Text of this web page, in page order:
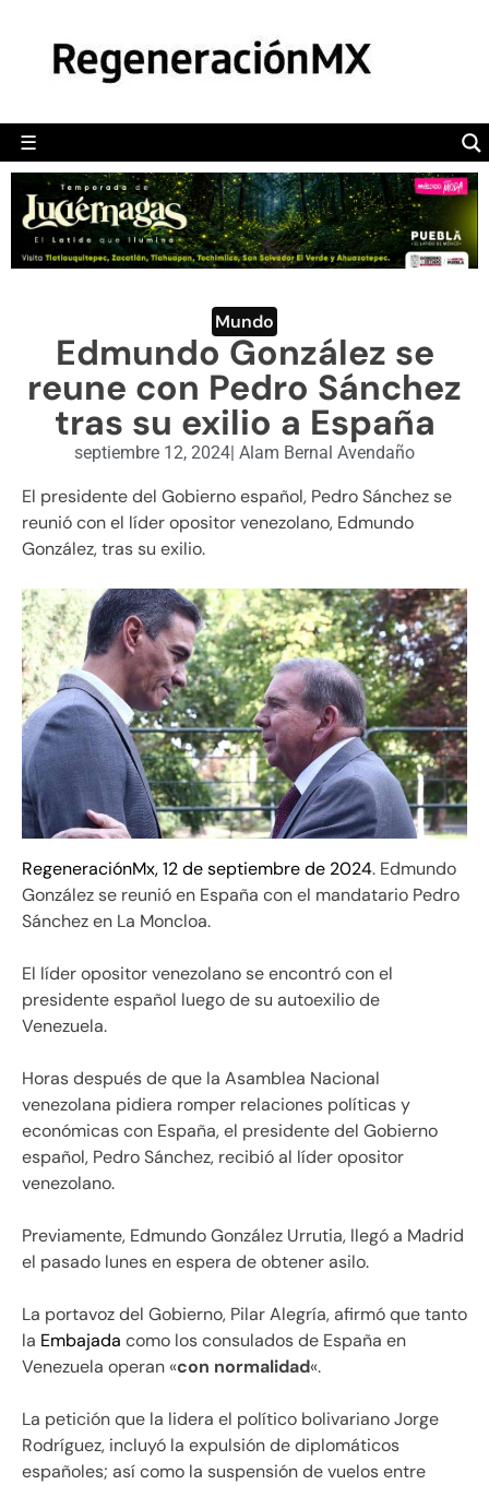
☰
POLÍTICA
CAMALEÓN
OPINIÓN
DEPORTES
ENGLISH SECTION
VIDEOS
Mundo
Edmundo González se
reune con Pedro Sánchez
tras su exilio a España
septiembre 12, 2024| Alam Bernal Avendaño
El presidente del Gobierno español, Pedro Sánchez se
reunió con el líder opositor venezolano, Edmundo
González, tras su exilio.
RegeneraciónMx, 12 de septiembre de 2024. Edmundo
González se reunió en España con el mandatario Pedro
Sánchez en La Moncloa.
El líder opositor venezolano se encontró con el
presidente español luego de su autoexilio de
Venezuela.
Horas después de que la Asamblea Nacional
venezolana pidiera romper relaciones políticas y
económicas con España, el presidente del Gobierno
español, Pedro Sánchez, recibió al líder opositor
venezolano.
Previamente, Edmundo González Urrutia, llegó a Madrid
el pasado lunes en espera de obtener asilo.
La portavoz del Gobierno, Pilar Alegría, afirmó que tanto
la Embajada como los consulados de España en
Venezuela operan «con normalidad«.
La petición que la lidera el político bolivariano Jorge
Rodríguez, incluyó la expulsión de diplomáticos
españoles; así como la suspensión de vuelos entre